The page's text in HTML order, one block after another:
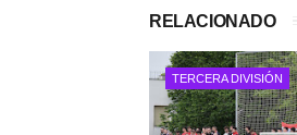
RELACIONADO
TERCERA DIVISIÓN